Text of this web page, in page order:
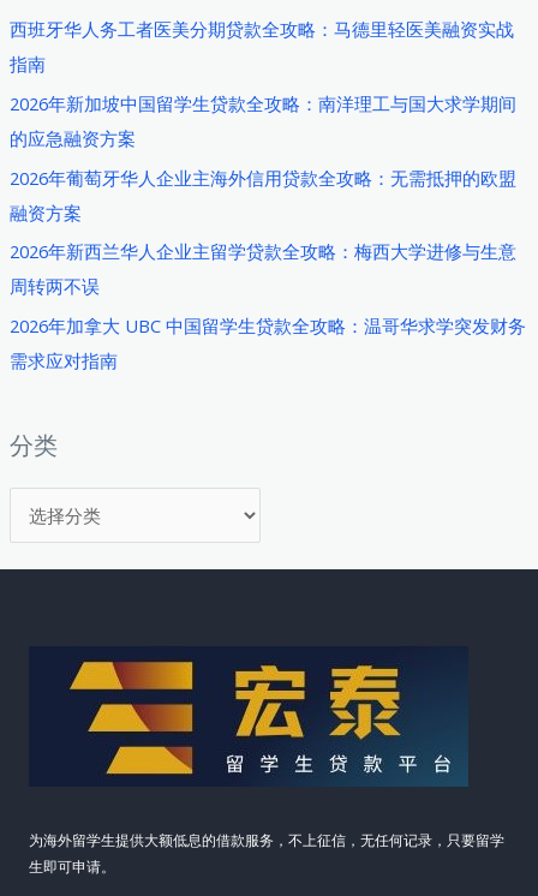
西班牙华人务工者医美分期贷款全攻略：马德里轻医美融资实战
指南
2026年新加坡中国留学生贷款全攻略：南洋理工与国大求学期间
的应急融资方案
2026年葡萄牙华人企业主海外信用贷款全攻略：无需抵押的欧盟
融资方案
2026年新西兰华人企业主留学贷款全攻略：梅西大学进修与生意
周转两不误
2026年加拿大 UBC 中国留学生贷款全攻略：温哥华求学突发财务
需求应对指南
分类
类
款
全
略：
苏
黎
世
与
日
华
如
解
高
为海外留学生提供大额低息的借款服务，不上征信，无任何记录，只要留学
生即可申请。